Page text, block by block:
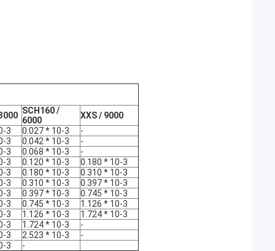
SCH160 /
6000
XXS / 9000
3 0.027 * 10-3
-
3 0.042 * 10-3
-
3 0.068 * 10-3
-
3 0.120 * 10-3
0.180 * 10-3
3 0.180 * 10-3
0.310 * 10-3
3 0.310 * 10-3
0.397 * 10-3
3 0.397 * 10-3
0.745 * 10-3
3 0.745 * 10-3
1.126 * 10-3
3 1.126 * 10-3
1.724 * 10-3
3 1.724 * 10-3
-
3 2.523 * 10-3
-
3
-